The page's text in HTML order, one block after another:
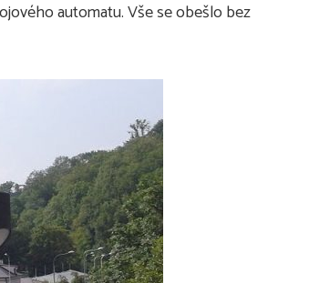
automatu. Vše se obešlo bez